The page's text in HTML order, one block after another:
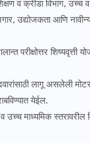
व क्रीडा विभाग,
उद्योजकता आणि
परीक्षोत्तर शिष्यवृत्ती
लागू असलेली
येईल.
उच्च माध्यमिक स्तरावरील